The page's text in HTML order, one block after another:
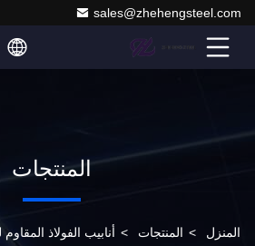
sales@zhehengsteel.com
المنتجات
المنزل > المنتجات > أنابيب الفولاذ